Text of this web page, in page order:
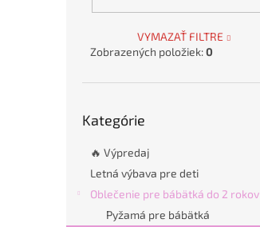
VYMAZAŤ FILTRE
Zobrazených položiek:0
kategórie
Kategórie
🔥 Výpredaj
Letná výbava pre deti
Oblečenie pre bábätká do 2 rokov
Pyžamá pre bábätká